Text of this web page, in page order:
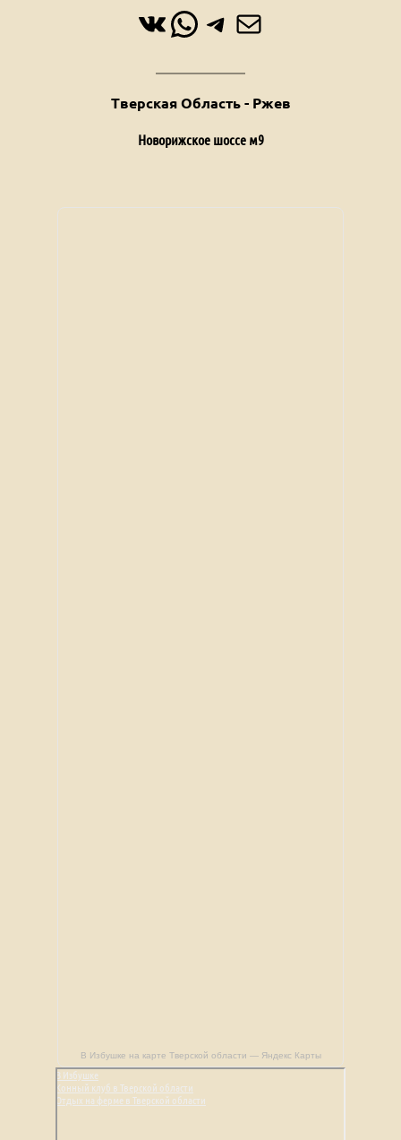
ВКонтакте
WhatsApp
Telegram
Почта
Тверская Область - Ржев
Новорижское шоссе м9
В Избушке на карте Тверской области — Яндекс Карты
В Избушке
Конный клуб в Тверской области
Отдых на ферме в Тверской области